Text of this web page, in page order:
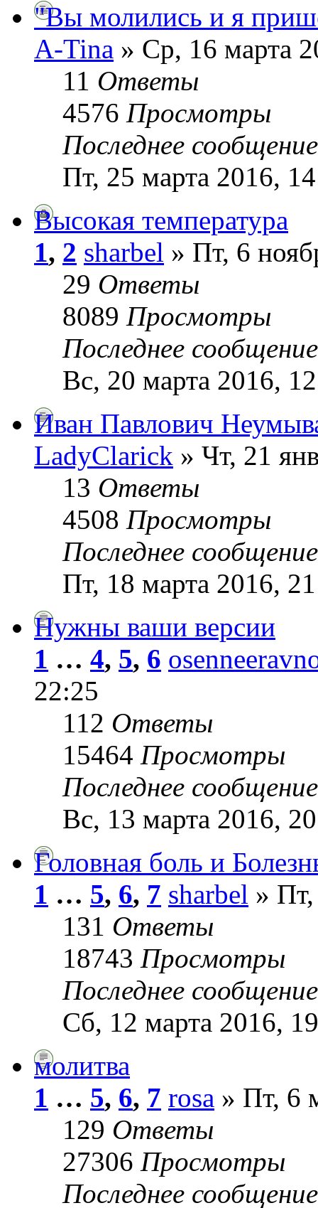
"Вы молились и я
A-Tina » Ср, 16 марта
11 Ответы
4576 Просмотры
Последнее
Пт, 25 марта 2016,
Высокая температура
1, 2 sharbel » Пт, 6
29 Ответы
8089 Просмотры
Последнее
Вс, 20 марта 2016,
Иван Павлович
LadyClarick » Чт, 21
13 Ответы
4508 Просмотры
Последнее
Пт, 18 марта 2016,
Нужны ваши версии
1 … 4, 5, 6
22:25
112 Ответы
15464 Просмотры
Последнее
Вс, 13 марта 2016,
Головная боль и
1 … 5, 6, 7 sharbel »
131 Ответы
18743 Просмотры
Последнее
Сб, 12 марта 2016,
молитва
1 … 5, 6, 7 rosa » Пт, 6
129 Ответы
27306 Просмотры
Последнее